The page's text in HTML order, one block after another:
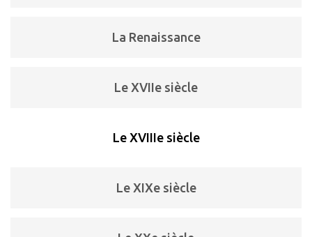
La Renaissance
Le XVIIe siècle
Le XVIIIe siècle
Le XIXe siècle